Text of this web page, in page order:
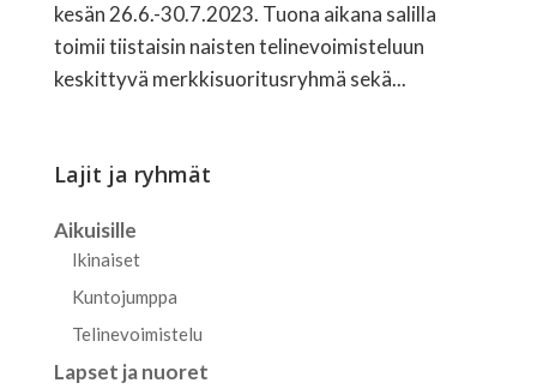
kesän 26.6.-30.7.2023. Tuona aikana salilla
toimii tiistaisin naisten telinevoimisteluun
keskittyvä merkkisuoritusryhmä sekä...
Lajit ja ryhmät
Aikuisille
Ikinaiset
Kuntojumppa
Telinevoimistelu
Lapset ja nuoret